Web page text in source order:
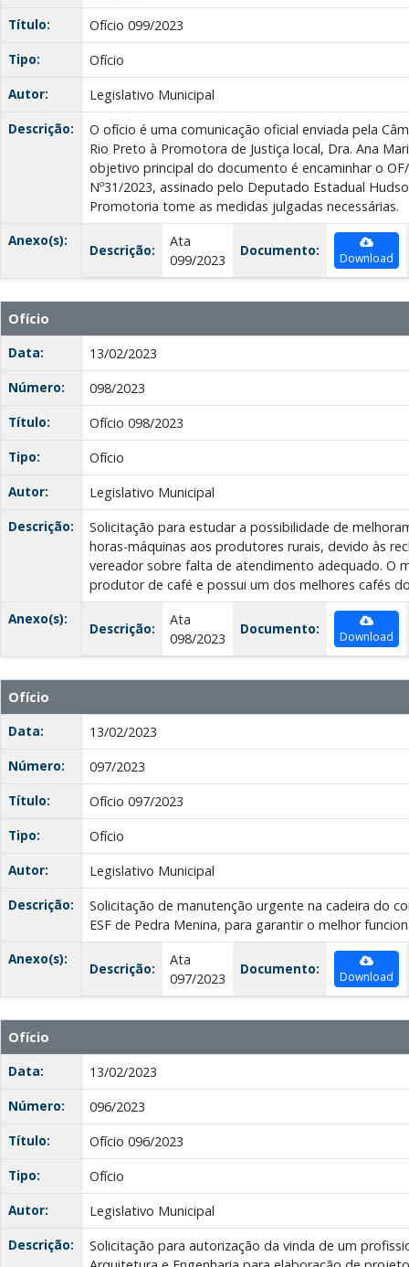
Título:
Ofício 099/2023
Tipo:
Ofício
Autor:
Legislativo Municipal
Descrição:
O ofício é uma comunicação oficial enviada pela
Rio Preto à Promotora de Justiça local, Dra. Ana
objetivo principal do documento é encaminhar o
Nº31/2023, assinado pelo Deputado Estadual
Promotoria tome as medidas julgadas necessárias.
Anexo(s):
Descrição:
Ata
099/2023
Documento: Download
Ofício
Data:
13/02/2023
Número:
098/2023
Título:
Ofício 098/2023
Tipo:
Ofício
Autor:
Legislativo Municipal
Descrição:
Solicitação para estudar a possibilidade de
horas-máquinas aos produtores rurais, devido às
vereador sobre falta de atendimento adequado. O
produtor de café e possui um dos melhores cafés
Anexo(s):
Descrição:
Ata
098/2023
Documento: Download
Ofício
Data:
13/02/2023
Número:
097/2023
Título:
Ofício 097/2023
Tipo:
Ofício
Autor:
Legislativo Municipal
Descrição:
Solicitação de manutenção urgente na cadeira do
ESF de Pedra Menina, para garantir o melhor
Anexo(s):
Descrição:
Ata
097/2023
Documento: Download
Ofício
Data:
13/02/2023
Número:
096/2023
Título:
Ofício 096/2023
Tipo:
Ofício
Autor:
Legislativo Municipal
Descrição:
Solicitação para autorização da vinda de um